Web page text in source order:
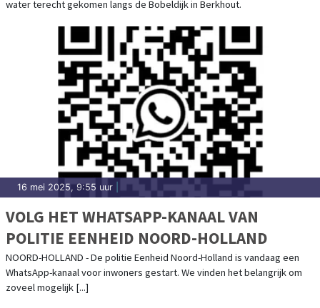
water terecht gekomen langs de Bobeldijk in Berkhout.
16 mei 2025, 9:55 uur
VOLG HET WHATSAPP-KANAAL VAN
POLITIE EENHEID NOORD-HOLLAND
NOORD-HOLLAND - De politie Eenheid Noord-Holland is vandaag een
WhatsApp-kanaal voor inwoners gestart. We vinden het belangrijk om
zoveel mogelijk [...]